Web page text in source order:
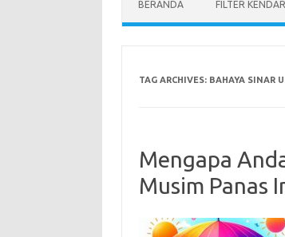
BERANDA FILTER
TAG ARCHIVES: BAHAYA SINAR
Mengapa
Musim Panas